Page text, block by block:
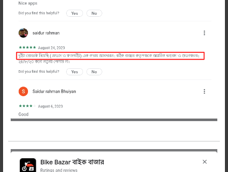
✅ ১০০% অরিজিনাল প্রডাক্ট। প্রডাক্ট জেনুইন না হলে
ডাবল টাকা রিটার্ন।
✅ জেনুইন হোন্ডা হর্নেট ২.০ রিয়ার মাডগার্ড ব্যবহার যেমন
স্বস্তিদায়ক তেমনি টেকসই বিবেচনায় সাশ্রয়ী
✅ বাইক বাজার - বাইকারদের আস্থায়।
এখনি অর্ডার করুন Honda Hornet 2.0 Rear Mud
Guard
ইজি ও ফ্রী রিটার্ন